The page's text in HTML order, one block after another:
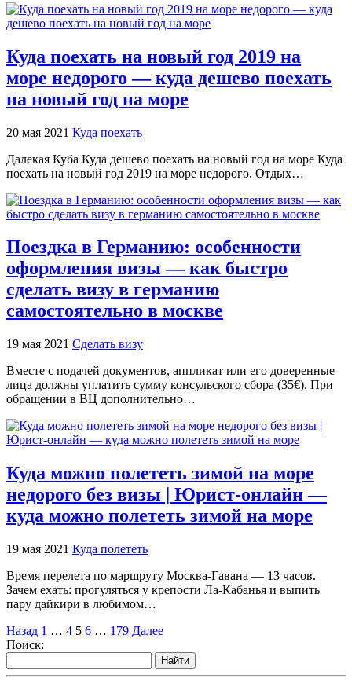
Куда поехать на новый год 2019 на
море недорого — куда дешево поехать
на новый год на море
20 мая 2021 Куда поехать
Далекая Куба Куда дешево поехать на новый год на море Куда
поехать на новый год 2019 на море недорого. Отдых…
Поездка в Германию: особенности
оформления визы — как быстро
сделать визу в германию
самостоятельно в москве
19 мая 2021 Сделать визу
Вместе с подачей документов, аппликат или его доверенные
лица должны уплатить сумму консульского сбора (35€). При
обращении в ВЦ дополнительно…
Куда можно полететь зимой на море
недорого без визы | Юрист-онлайн —
куда можно полететь зимой на море
19 мая 2021 Куда полететь
Время перелета по маршруту Москва‑Гавана — 13 часов.
Зачем ехать: прогуляться у крепости Ла‑Кабанья и выпить
пару дайкири в любимом…
Назад 1 … 4 5 6 … 179 Далее
Поиск:
Найти